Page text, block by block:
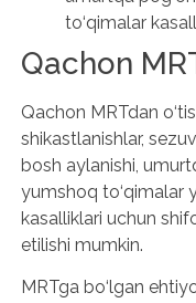
to‘qimalar
Qachon
Qachon MRTdan
shikastlanishlar,
bosh aylanishi,
yumshoq to‘qimalar
kasalliklari uchun
etilishi mumkin.
MRTga bo‘lgan